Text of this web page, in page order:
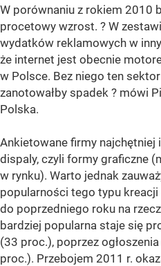
W porównaniu z rokiem 2010
procetowy wzrost. ? W
wydatków reklamowych w
że internet jest obecnie
w Polsce. Bez niego ten
zanotowałby spadek ? mówi
Polska.
Ankietowane firmy najchętniej
dispaly, czyli formy graficzne
w rynku). Warto jednak
popularności tego typu kreacji
do poprzedniego roku na
bardziej popularna staje się
(33 proc.), poprzez
proc.). Przebojem 2011 r.